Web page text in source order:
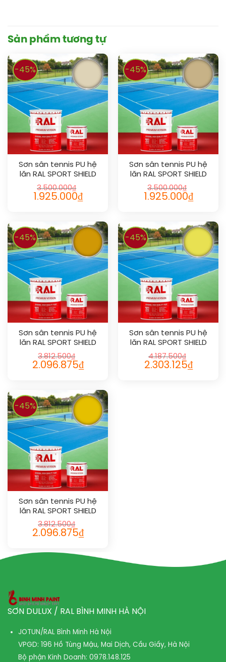
Sản phẩm tương tự
-45%
Sơn sân tennis PU hệ
lăn RAL SPORT SHIELD
1015
3.500.000₫
1.925.000₫
-45%
Sơn sân tennis PU hệ
lăn RAL SPORT SHIELD
1001
3.500.000₫
1.925.000₫
-45%
Sơn sân tennis PU hệ
lăn RAL SPORT SHIELD
1006
3.812.500₫
2.096.875₫
-45%
Sơn sân tennis PU hệ
lăn RAL SPORT SHIELD
1016
4.187.500₫
2.303.125₫
-45%
Sơn sân tennis PU hệ
lăn RAL SPORT SHIELD
1021
3.812.500₫
2.096.875₫
SƠN DULUX / RAL BÌNH MINH HÀ NỘI
JOTUN/RAL Bình Minh Hà Nội
VPGD: 196 Hồ Tùng Mậu, Mai Dịch, Cầu Giấy, Hà Nội
Bộ phận Kinh Doanh: 0978.148.125